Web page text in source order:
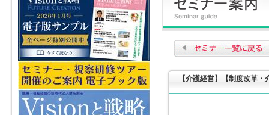
【介護経営】【制度改革